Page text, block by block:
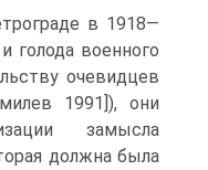
в 1918—
голода военного
очевидцев
1991]), они
замысла
должна была